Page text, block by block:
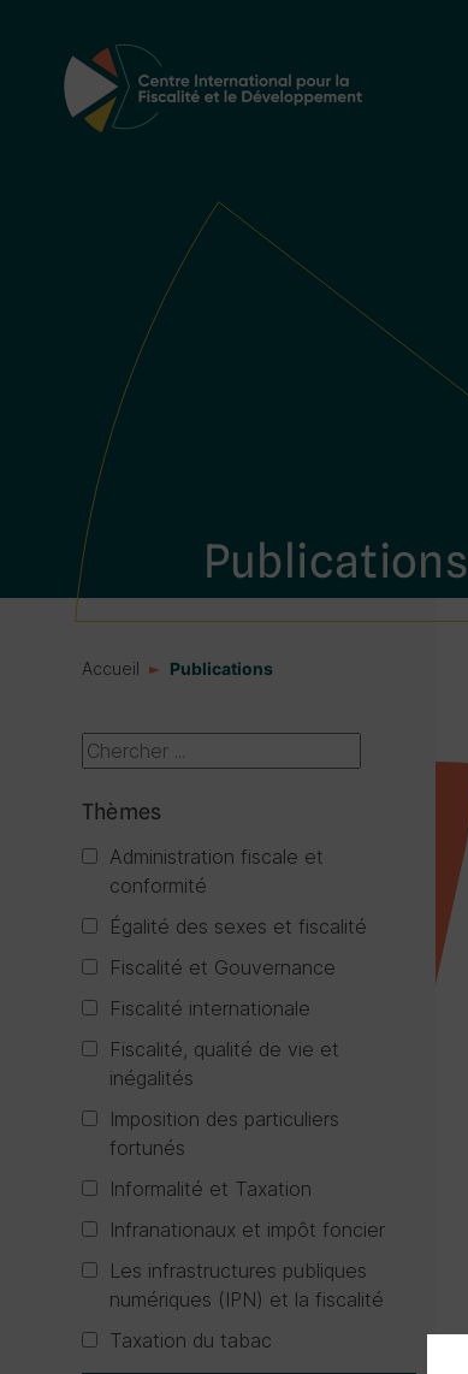
Navigation principale
Publications
Accueil Publications
Thèmes
Administration fiscale et
conformité
Égalité des sexes et fiscalité
Fiscalité et Gouvernance
Fiscalité internationale
Fiscalité, qualité de vie et
inégalités
Imposition des particuliers
fortunés
Informalité et Taxation
Infranationaux et impôt foncier
Les infrastructures publiques
numériques (IPN) et la fiscalité
Taxation du tabac